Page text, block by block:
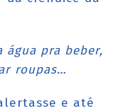
água pra beber,
roupas…
e até